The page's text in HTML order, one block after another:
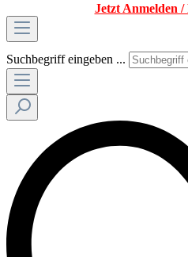
Jetzt Anmelden /
Suchbegriff eingeben ...